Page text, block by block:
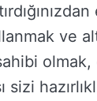
ve
olmak,